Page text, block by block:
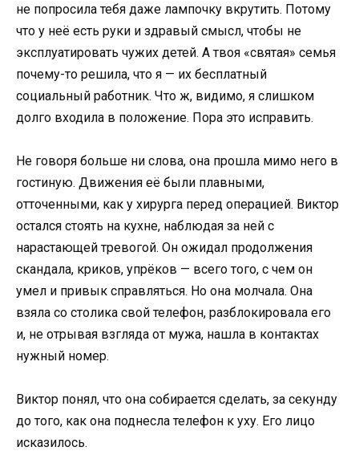
не попросила тебя даже лампочку вкрутить. Потому
что у неё есть руки и здравый смысл, чтобы не
эксплуатировать чужих детей. А твоя «святая» семья
почему-то решила, что я — их бесплатный
социальный работник. Что ж, видимо, я слишком
долго входила в положение. Пора это исправить.
Не говоря больше ни слова, она прошла мимо него в
гостиную. Движения её были плавными,
отточенными, как у хирурга перед операцией. Виктор
остался стоять на кухне, наблюдая за ней с
нарастающей тревогой. Он ожидал продолжения
скандала, криков, упрёков — всего того, с чем он
умел и привык справляться. Но она молчала. Она
взяла со столика свой телефон, разблокировала его
и, не отрывая взгляда от мужа, нашла в контактах
нужный номер.
Виктор понял, что она собирается сделать, за секунду
до того, как она поднесла телефон к уху. Его лицо
исказилось.